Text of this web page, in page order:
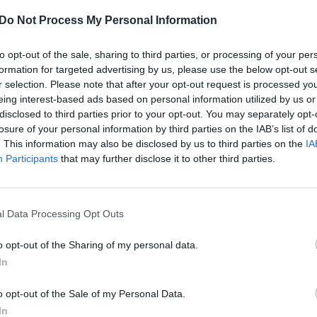
Do Not Process My Personal Information
opt-out of the sale, sharing to third parties, or processing of your
for targeted advertising by us, please use the below opt-out
selection. Please note that after your opt-out request is processed
interest-based ads based on personal information utilized by us
to third parties prior to your opt-out. You may separately
of your personal information by third parties on the IAB’s list of
This information may also be disclosed by us to third parties on the
Participants that may further disclose it to other third parties.
Data Processing Opt Outs
opt-out of the Sharing of my personal data.
opt-out of the Sale of my Personal Data.
apsaugos ir gelbėjimo departamente,
rajone, Nemenčinė, balandžio 20 d. gautas
A. Mickevičiaus g. vykdant žemės kasimo
aplinką veržiasi dujos. Taip patbuvo pranešta,
pasitvirtino, iš prakirsto vamzdžio įaplinką
sprendimas evakuoti mokyklą.
policijos pareigūnais ugniagesiai iš mokyklos
ir mokytojų.